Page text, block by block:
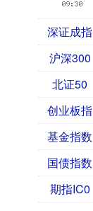
深证成指
沪深300
北证50
创业板指
基金指数
国债指数
期指IC0